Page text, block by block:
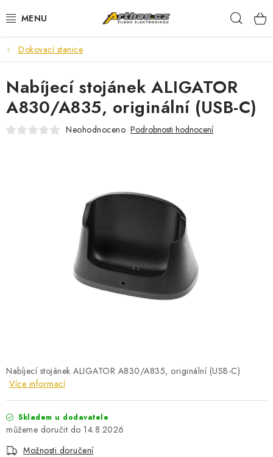
na
TELEFONY, TABLETY
POČÍTAČE, NOTEBOOKY
PRO HRÁČE
Dokovací stanice
Nabíjecí stojánek ALIGATOR A830/A835, originální (USB-C)
Více informací
Skladem u dodavatele
14.8.2026
Možnosti doručení
Nabíjecí stojánek ALIGATOR
A830/A835, originální (USB-C)
Neohodnoceno Podrobnosti hodnocení